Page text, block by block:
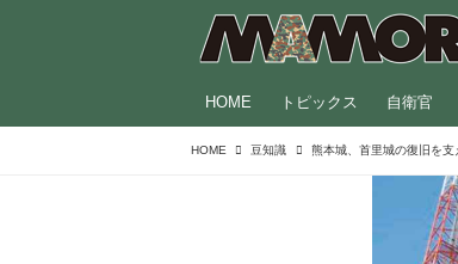
HOME トピックス 自衛官
HOME 豆知識